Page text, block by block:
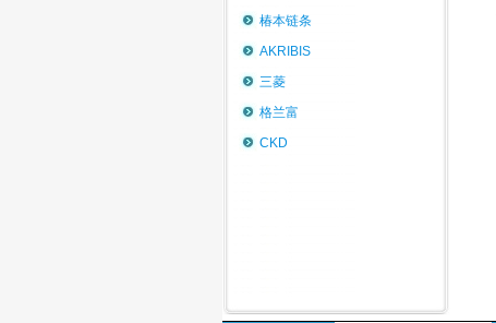
椿本链条
AKRIBIS
三菱
格兰富
CKD